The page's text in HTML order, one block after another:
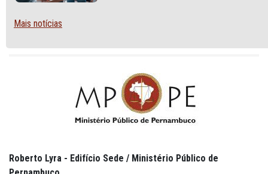
Mais notícias
Roberto Lyra - Edifício Sede / Ministério Público de